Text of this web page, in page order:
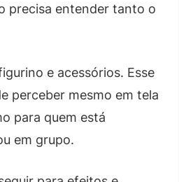
precisa entender tanto o
e acessórios. Esse
perceber mesmo em tela
para quem está
em grupo.